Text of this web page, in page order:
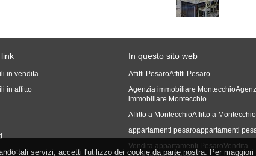
in vendita
in affitto
policy
In questo sito web
Affitti PesaroAffitti Pesaro
Agenzia immobiliare Montecchio
immobiliare Montecchio
Affitto a MontecchioAffitto a Montecchio
appartamenti pesaroappartamenti
Vendita appartamenti PesaroVendita
tali servizi, accetti l'utilizzo dei cookie da parte nostra. Per